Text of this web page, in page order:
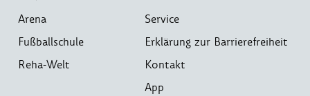
Arena
Fußballschule
Reha-Welt
Service
Erklärung zur Barrierefreiheit
Kontakt
App